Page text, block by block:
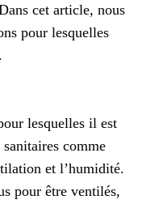
cet article, nous
pour lesquelles
lesquelles il est
comme
et l’humidité.
pour être ventilés,